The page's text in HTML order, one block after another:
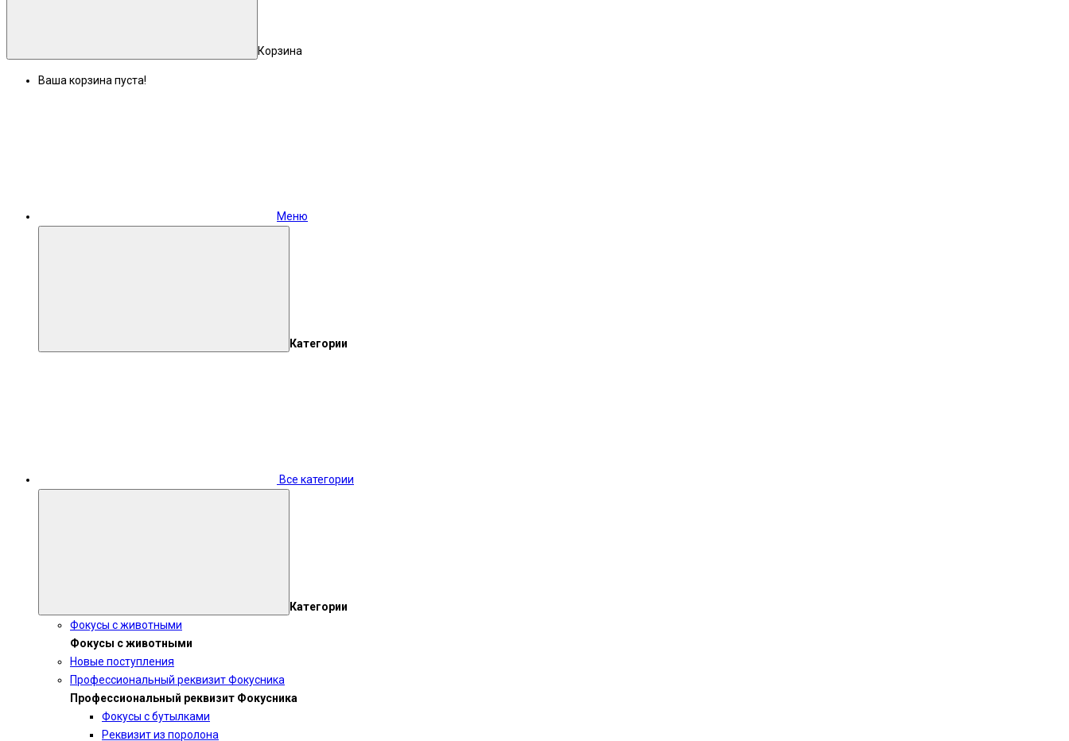
Корзина
Ваша корзина пуста!
Меню
Категории
Все категории
Категории
Фокусы с животными
Фокусы с животными
Новые поступления
Профессиональный реквизит Фокусника
Профессиональный реквизит Фокусника
Фокусы с бутылками
Реквизит из поролона